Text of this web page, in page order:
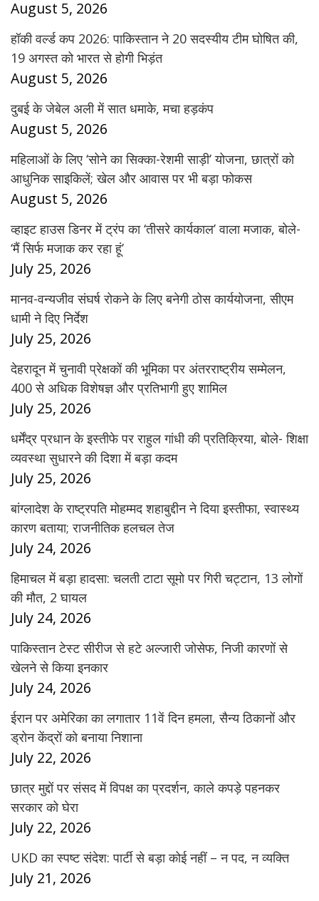
August 5, 2026
हॉकी वर्ल्ड कप 2026: पाकिस्तान ने 20 सदस्यीय टीम घोषित की,
19 अगस्त को भारत से होगी भिड़ंत
August 5, 2026
दुबई के जेबेल अली में सात धमाके, मचा हड़कंप
August 5, 2026
महिलाओं के लिए ‘सोने का सिक्का-रेशमी साड़ी’ योजना, छात्रों को
आधुनिक साइकिलें; खेल और आवास पर भी बड़ा फोकस
August 5, 2026
व्हाइट हाउस डिनर में ट्रंप का ‘तीसरे कार्यकाल’ वाला मजाक, बोले-
‘मैं सिर्फ मजाक कर रहा हूं’
July 25, 2026
मानव-वन्यजीव संघर्ष रोकने के लिए बनेगी ठोस कार्ययोजना, सीएम
धामी ने दिए निर्देश
July 25, 2026
देहरादून में चुनावी प्रेक्षकों की भूमिका पर अंतरराष्ट्रीय सम्मेलन,
400 से अधिक विशेषज्ञ और प्रतिभागी हुए शामिल
July 25, 2026
धर्मेंद्र प्रधान के इस्तीफे पर राहुल गांधी की प्रतिक्रिया, बोले- शिक्षा
व्यवस्था सुधारने की दिशा में बड़ा कदम
July 25, 2026
बांग्लादेश के राष्ट्रपति मोहम्मद शहाबुद्दीन ने दिया इस्तीफा, स्वास्थ्य
कारण बताया; राजनीतिक हलचल तेज
July 24, 2026
हिमाचल में बड़ा हादसा: चलती टाटा सूमो पर गिरी चट्टान, 13 लोगों
की मौत, 2 घायल
July 24, 2026
पाकिस्तान टेस्ट सीरीज से हटे अल्जारी जोसेफ, निजी कारणों से
खेलने से किया इनकार
July 24, 2026
ईरान पर अमेरिका का लगातार 11वें दिन हमला, सैन्य ठिकानों और
ड्रोन केंद्रों को बनाया निशाना
July 22, 2026
छात्र मुद्दों पर संसद में विपक्ष का प्रदर्शन, काले कपड़े पहनकर
सरकार को घेरा
July 22, 2026
UKD का स्पष्ट संदेश: पार्टी से बड़ा कोई नहीं – न पद, न व्यक्ति
July 21, 2026